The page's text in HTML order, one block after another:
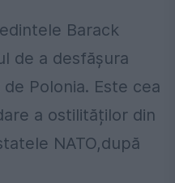
Barack
de a desfășura
Polonia. Este cea
a ostilităților din
NATO,după